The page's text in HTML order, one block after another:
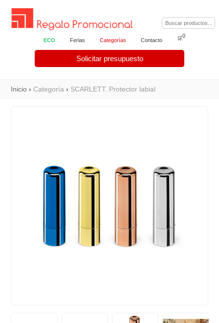
ECO Ferias Categorías Contacto
Solicitar presupuesto
🛒0
Inicio ›Categoría › SCARLETT. Protector labial